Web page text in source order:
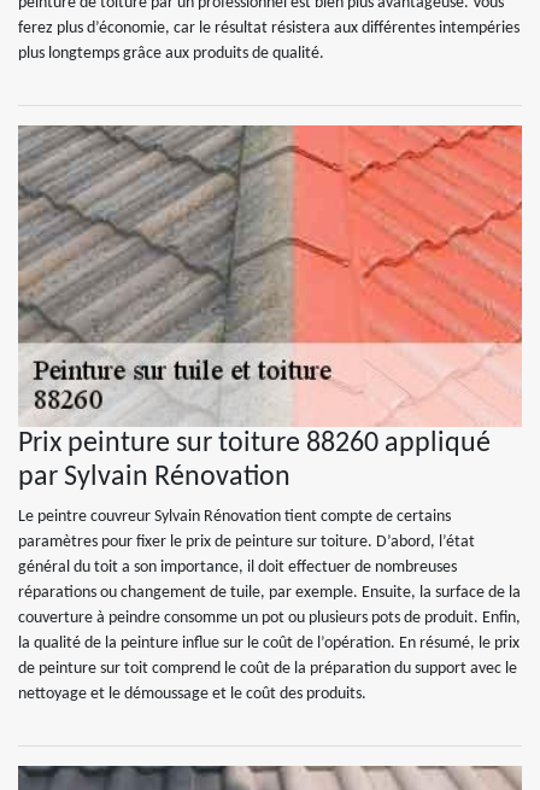
ferez plus d’économie, car le résultat résistera aux différentes intempéries
plus longtemps grâce aux produits de qualité.
Prix peinture sur toiture 88260 appliqué
par Sylvain Rénovation
Le peintre couvreur Sylvain Rénovation tient compte de certains
paramètres pour fixer le prix de peinture sur toiture. D’abord, l’état
général du toit a son importance, il doit effectuer de nombreuses
réparations ou changement de tuile, par exemple. Ensuite, la surface de la
couverture à peindre consomme un pot ou plusieurs pots de produit. Enfin,
la qualité de la peinture influe sur le coût de l’opération. En résumé, le prix
de peinture sur toit comprend le coût de la préparation du support avec le
nettoyage et le démoussage et le coût des produits.